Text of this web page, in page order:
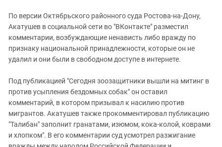
Южная Осетия
Южный Кавказ
ЮФО
По версии Октябрьского районного суда Ростова-на-Дону,
Акатушев в социальной сети во "ВКонтакте" разместил
комментарии, возбуждающие ненависть либо вражду по
признаку национальной принадлежности, которые он не
удалил и они были в свободном доступе в интернете.
Под публикацией "Сегодня зоозащитники вышли на митинг в
против усыпления бездомных собак" он оставил
комментарий, в котором призывал к насилию против
мигрантов. Акатушев также прокомментировал публикацию
"Талибан" заполнит гранатами, изюмом, кока-колой, коврами
и хлопком". В его комментарии суд усмотрел разжигание